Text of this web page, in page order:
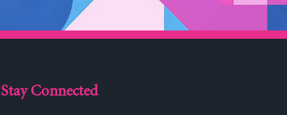
Stay Connected